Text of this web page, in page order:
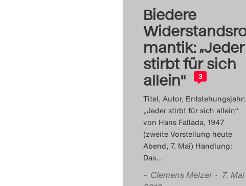
Biedere
mantik: „Jeder
stirbt für sich
allein"
3
Titel, Autor, Entstehungsjahr:
„Jeder stirbt für sich allein“
von Hans Fallada, 1947
(zweite Vorstellung heute
Abend, 7. Mai) Handlung:
Das…
– Clemens Melzer • 7. Mai